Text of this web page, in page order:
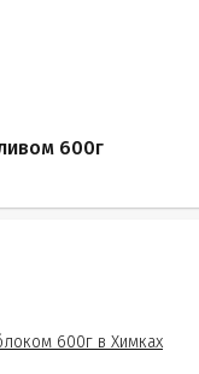
600г